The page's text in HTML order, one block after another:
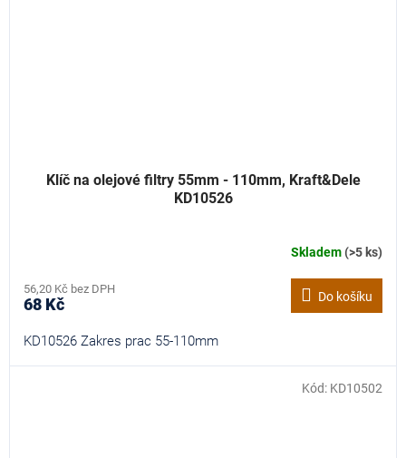
Klíč na olejové filtry 55mm - 110mm, Kraft&Dele
KD10526
Skladem(>5 ks)
56,20 Kč bez DPH
68 Kč Do košíku
KD10526 Zakres prac 55-110mm
Kód: KD10502